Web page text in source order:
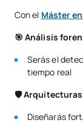
Con el Máster
🎯 Análisis
Serás el
tiempo real
🛡️
Diseñarás